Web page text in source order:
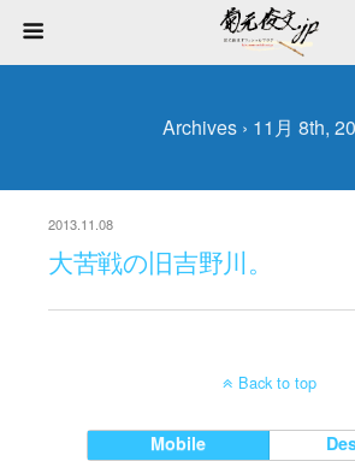
Archives › 11月 8th,
2013.11.08
大苦戦の旧吉野川。
Back to top
Mobile